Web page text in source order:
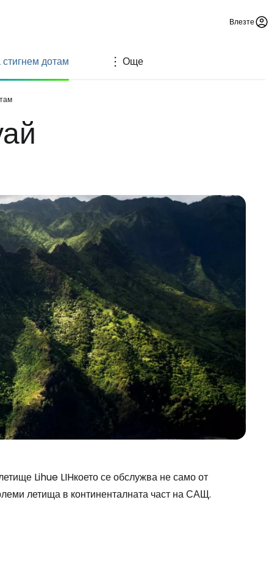
Влезте
стигнем дотам Още
Lihue LIHкоето се обслужва не само от
летища в континенталната част на САЩ.